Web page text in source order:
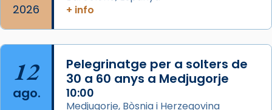
2026
+ info
12
ago.
Pelegrinatge per a solters de
30 a 60 anys a Medjugorje
10:00
Medjugorje, Bòsnia i Herzegovina